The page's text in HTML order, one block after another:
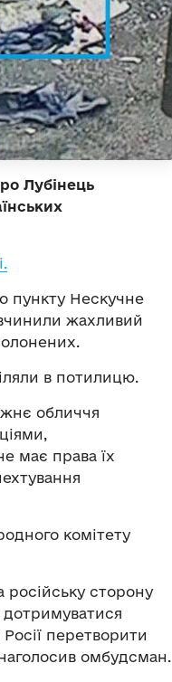
Лубінець
пункту Нескучне
жахливий
в потилицю.
обличчя
має права їх
комітету
російську сторону
дотримуватися
перетворити
омбудсман.